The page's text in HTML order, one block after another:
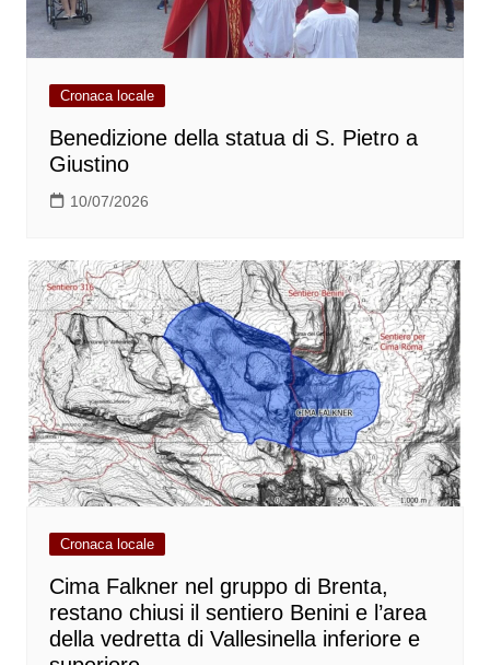
Cronaca locale
Benedizione della statua di S. Pietro a
Giustino
10/07/2026
Cronaca locale
Cima Falkner nel gruppo di Brenta,
restano chiusi il sentiero Benini e l’area
della vedretta di Vallesinella inferiore e